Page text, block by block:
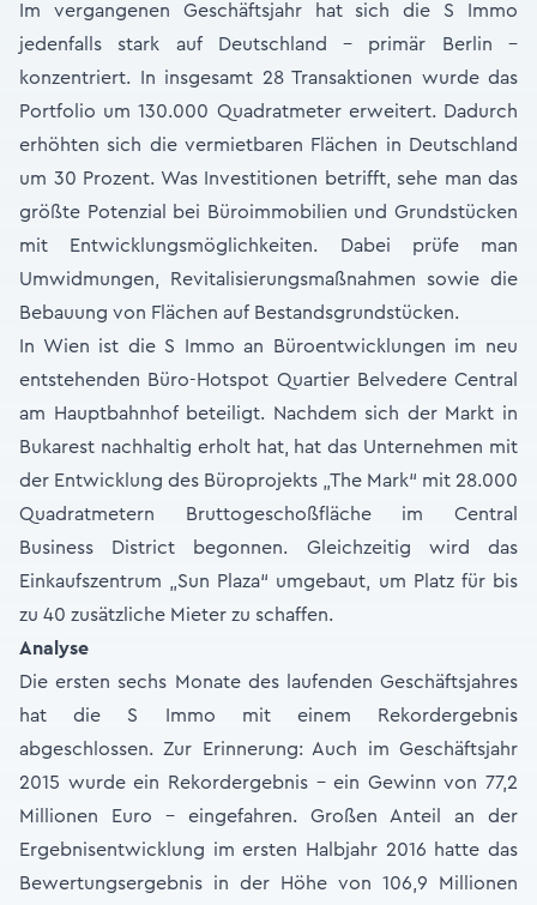
Im vergangenen Geschäftsjahr hat sich die S Immo
jedenfalls stark auf Deutschland – primär Berlin –
konzentriert. In insgesamt 28 Transaktionen wurde das
Portfolio um 130.000 Quadratmeter erweitert. Dadurch
erhöhten sich die vermietbaren Flächen in Deutschland
um 30 Prozent. Was Investitionen betrifft, sehe man das
größte Potenzial bei Büroimmobilien und Grundstücken
mit Entwicklungsmöglichkeiten. Dabei prüfe man
Umwidmungen, Revitalisierungsmaßnahmen sowie die
Bebauung von Flächen auf Bestandsgrundstücken.
In Wien ist die S Immo an Büroentwicklungen im neu
entstehenden Büro-Hotspot Quartier Belvedere Central
am Hauptbahnhof beteiligt. Nachdem sich der Markt in
Bukarest nachhaltig erholt hat, hat das Unternehmen mit
der Entwicklung des Büroprojekts „The Mark“ mit 28.000
Quadratmetern Bruttogeschoßfläche im Central
Business District begonnen. Gleichzeitig wird das
Einkaufszentrum „Sun Plaza“ umgebaut, um Platz für bis
zu 40 zusätzliche Mieter zu schaffen.
Analyse
Die ersten sechs Monate des laufenden Geschäftsjahres
hat die S Immo mit einem Rekordergebnis
abgeschlossen. Zur Erinnerung: Auch im Geschäftsjahr
2015 wurde ein Rekordergebnis – ein Gewinn von 77,2
Millionen Euro – eingefahren. Großen Anteil an der
Ergebnisentwicklung im ersten Halbjahr 2016 hatte das
Bewertungsergebnis in der Höhe von 106,9 Millionen